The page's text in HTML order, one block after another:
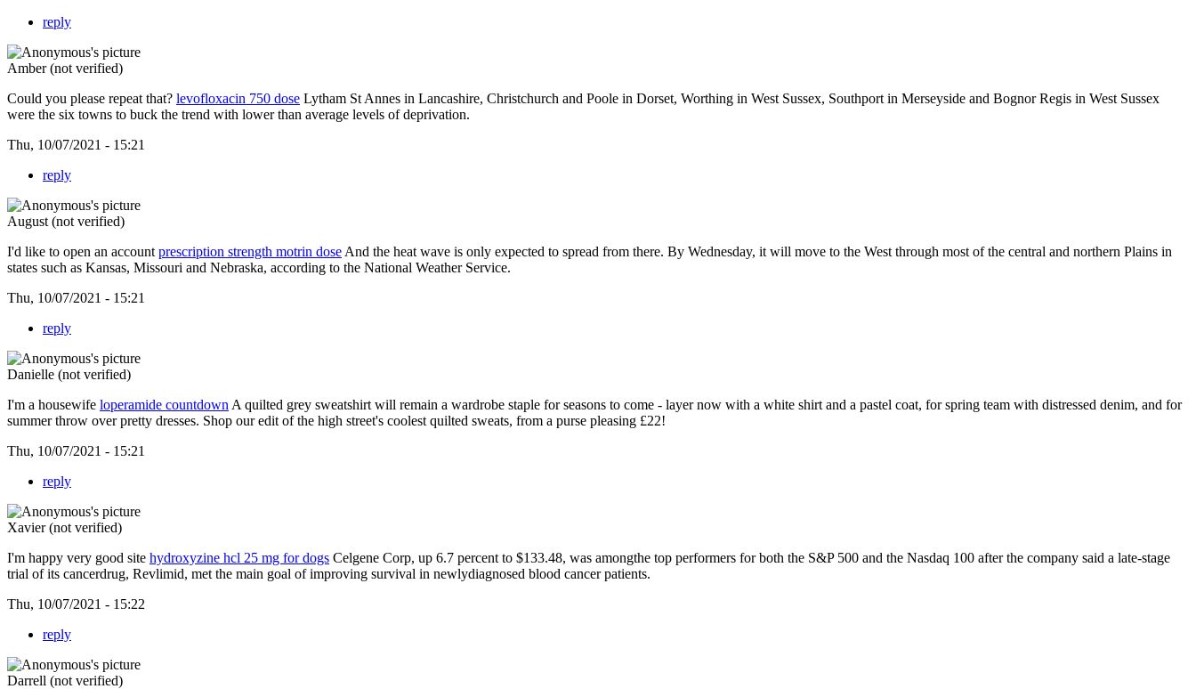
reply
Amber (not verified)
Could you please repeat that? levofloxacin 750 dose Lytham St Annes in Lancashire, Christchurch and Poole in Dorset, Worthing in West Sussex, Southport in Merseyside and Bognor Regis in West Sussex
were the six towns to buck the trend with lower than average levels of deprivation.
Thu, 10/07/2021 - 15:21
reply
August (not verified)
I'd like to open an account prescription strength motrin dose And the heat wave is only expected to spread from there. By Wednesday, it will move to the West through most of the central and northern Plains in
states such as Kansas, Missouri and Nebraska, according to the National Weather Service.
Thu, 10/07/2021 - 15:21
reply
Danielle (not verified)
I'm a housewife loperamide countdown A quilted grey sweatshirt will remain a wardrobe staple for seasons to come - layer now with a white shirt and a pastel coat, for spring team with distressed denim, and for
summer throw over pretty dresses. Shop our edit of the high street's coolest quilted sweats, from a purse pleasing £22!
Thu, 10/07/2021 - 15:21
reply
Xavier (not verified)
I'm happy very good site hydroxyzine hcl 25 mg for dogs Celgene Corp, up 6.7 percent to $133.48, was amongthe top performers for both the S&P 500 and the Nasdaq 100 after the company said a late-stage
trial of its cancerdrug, Revlimid, met the main goal of improving survival in newlydiagnosed blood cancer patients.
Thu, 10/07/2021 - 15:22
reply
Darrell (not verified)